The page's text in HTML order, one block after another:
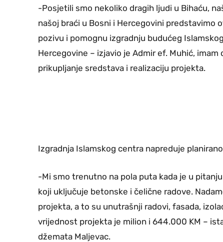
-Posjetili smo nekoliko dragih ljudi u Bihaću,
našoj braći u Bosni i Hercegovini predstavimo
pozivu i pomognu izgradnju budućeg
Hercegovine – izjavio je Admir ef. Muhić,
prikupljanje sredstava i realizaciju projekta.
Izgradnja Islamskog centra napreduje
-Mi smo trenutno na pola puta kada je u
koji uključuje betonske i čelične radove.
projekta, a to su unutrašnji radovi, fasada,
vrijednost projekta je milion i 644.000 KM –
džemata Maljevac.